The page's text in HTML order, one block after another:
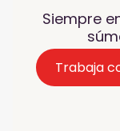
Siempre
Trabaja